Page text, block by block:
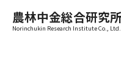
農林中金総合研究所
Norinchukin Research Institute Co., Ltd.